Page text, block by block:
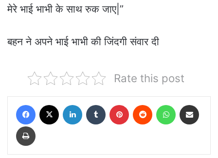
मेरे भाई भाभी के साथ रुक जाए|”
बहन ने अपने भाई भाभी की जिंदगी संवार दी
Rate this post
Facebook LinkedIn Tumblr Pinterest Reddit WhatsApp
Print